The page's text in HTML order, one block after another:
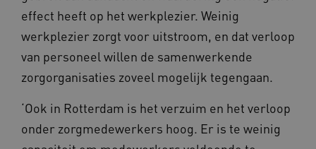
effect heeft op het werkplezier. Weinig
werkplezier zorgt voor uitstroom, en dat verloop
van personeel willen de samenwerkende
zorgorganisaties zoveel mogelijk tegengaan.
‘Ook in Rotterdam is het verzuim en het verloop
onder zorgmedewerkers hoog. Er is te weinig